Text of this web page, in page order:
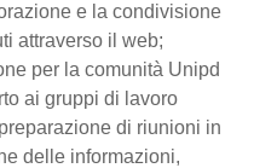
e la condivisione
attraverso il web;
per la comunità Unipd
ai gruppi di lavoro
di riunioni in
delle informazioni,